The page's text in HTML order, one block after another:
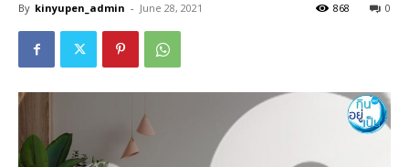
By kinyupen_admin - June 28, 2021 0
868